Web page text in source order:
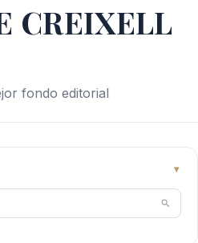
CREIXELL
fondo editorial